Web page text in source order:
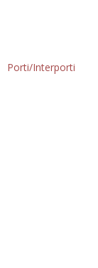
Porti/Interporti